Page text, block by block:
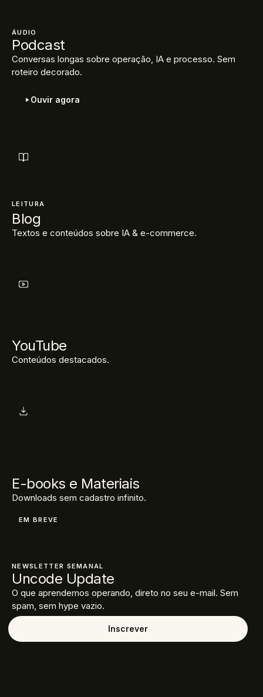
ÁUDIO
Podcast
Conversas longas sobre operação, IA e processo. Sem
roteiro decorado.
Ouvir agora
LEITURA
Blog
Textos e conteúdos sobre IA & e-commerce.
YouTube
Conteúdos destacados.
E-books e Materiais
Downloads sem cadastro infinito.
EM BREVE
NEWSLETTER SEMANAL
Uncode Update
O que aprendemos operando, direto no seu e-mail. Sem
spam, sem hype vazio.
Inscrever